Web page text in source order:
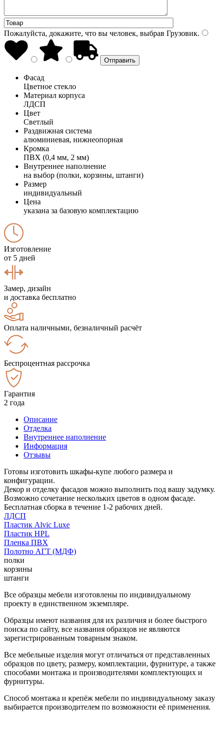
Пожалуйста, докажите, что вы человек, выбрав Грузовик.
Фасад
Цветное стекло
Материал корпуса
ЛДСП
Цвет
Светлый
Раздвижная система
алюминиевая, нижнеопорная
Кромка
ПВХ (0,4 мм, 2 мм)
Внутреннее наполнение
на выбор (полки, корзины, штанги)
Размер
индивидуальный
Цена
указана за базовую комплектацию
Изготовление
от 5 дней
Замер, дизайн
и доставка бесплатно
Оплата наличными, безналичный расчёт
Беспроцентная рассрочка
Гарантия
2 года
Описание
Отделка
Внутреннее наполнение
Информация
Отзывы
Готовы изготовить шкафы-купе любого размера и
конфигурации.
Декор и отделку фасадов можно выполнить под вашу задумку.
Возможно сочетание нескольких цветов в одном фасаде.
Бесплатная сборка в течение 1-2 рабочих дней.
ЛДСП
Пластик Alvic Luxe
Пластик HPL
Пленка ПВХ
Полотно АГТ (МДФ)
полки
корзины
штанги
Все образцы мебели изготовлены по индивидуальному
проекту в единственном экземпляре.
Образцы имеют названия для их различия и более быстрого
поиска по сайту, все названия образцов не являются
зарегистрированным товарным знаком.
Все мебельные изделия могут отличаться от представленных
образцов по цвету, размеру, комплектации, фурнитуре, а также
способами монтажа и производителями комплектующих и
фурнитуры.
Способ монтажа и крепёж мебели по индивидуальному заказу
выбирается производителем по возможности её применения.